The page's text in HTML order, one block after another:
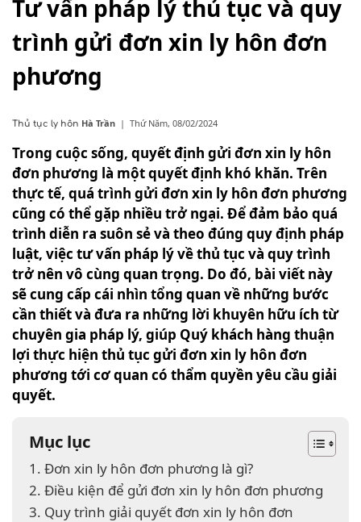
Tư vấn pháp lý thủ tục và quy
trình gửi đơn xin ly hôn đơn
phương
Thủ tục ly hôn Hà Trần | Thứ Năm, 08/02/2024
Trong cuộc sống, quyết định gửi đơn xin ly hôn
đơn phương là một quyết định khó khăn. Trên
thực tế, quá trình gửi đơn xin ly hôn đơn phương
cũng có thể gặp nhiều trở ngại. Để đảm bảo quá
trình diễn ra suôn sẻ và theo đúng quy định pháp
luật, việc tư vấn pháp lý về thủ tục và quy trình
trở nên vô cùng quan trọng. Do đó, bài viết này
sẽ cung cấp cái nhìn tổng quan về những bước
cần thiết và đưa ra những lời khuyên hữu ích từ
chuyên gia pháp lý, giúp Quý khách hàng thuận
lợi thực hiện thủ tục gửi đơn xin ly hôn đơn
phương tới cơ quan có thẩm quyền yêu cầu giải
quyết.
Mục lục
1. Đơn xin ly hôn đơn phương là gì?
2. Điều kiện để gửi đơn xin ly hôn đơn phương
3. Quy trình giải quyết đơn xin ly hôn đơn